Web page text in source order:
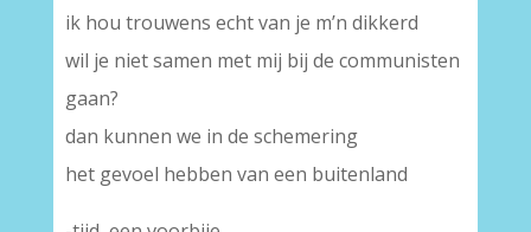
ik hou trouwens echt van je m’n dikkerd
wil je niet samen met mij bij de communisten
gaan?
dan kunnen we in de schemering
het gevoel hebben van een buitenland